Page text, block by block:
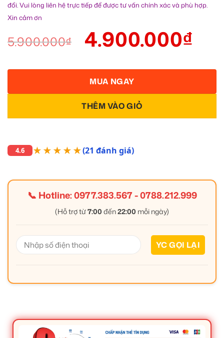
đổi. Vui lòng liên hệ trực tiếp để được tư vấn chính xác và phù hợp.
Xin cảm ơn
5.900.000₫ 4.900.000₫
THÊM VÀO GIỎ
MUA NGAY
4.6 ★★★★★(21 đánh giá)
📞 Hotline:0977.383.567-0788.212.999
(Hỗ trợ từ7:00 đến22:00 mỗi ngày)